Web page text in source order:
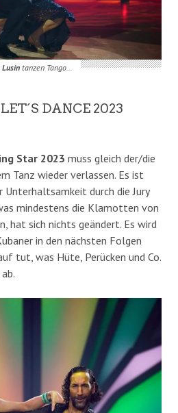
Lusintanzen Tango…
DANCE 2023
Star 2023 muss gleich der/die
Tanz wieder verlassen. Es ist
Unterhaltsamkeit durch die Jury
mindestens die Klamotten von
hat sich nichts geändert. Es wird
in den nächsten Folgen
tut, was Hüte, Perücken und Co.